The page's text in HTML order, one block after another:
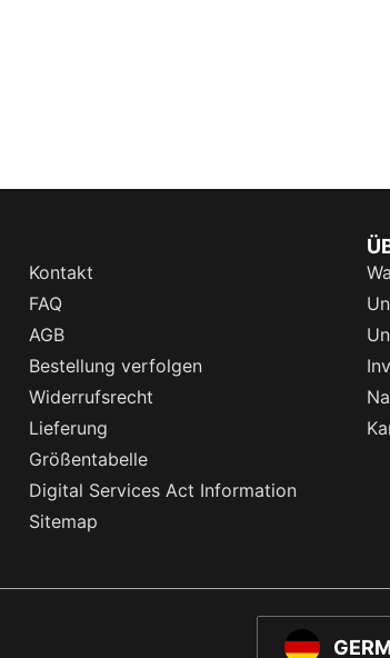
Kontakt
FAQ
AGB
Bestellung verfolgen
Widerrufsrecht
Lieferung
Größentabelle
Digital Services Act Information
Sitemap